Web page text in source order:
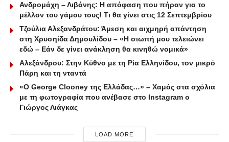
Ανδρομάχη – Λιβάνης: Η απόφαση που πήραν για το
μέλλον του γάμου τους! Τι θα γίνει στις 12 Σεπτεμβρίου
Τζούλια Αλεξανδράτου: Άμεση και αιχμηρή απάντηση
στη Χρυσηίδα Δημουλίδου – «Η σιωπή μου τελειώνει
εδώ – Εάν δε γίνει ανάκληση θα κινηθώ νομικά»
Αλεξάνδρου: Στην Κύθνο με τη Ρία Ελληνίδου, τον μικρό
Πάρη και τη νταντά
«Ο George Clooney της Ελλάδας…» – Χαμός στα σχόλια
με τη φωτογραφία που ανέβασε στο Instagram ο
Γιώργος Λιάγκας
LOAD MORE